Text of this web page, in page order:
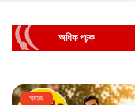
অধিক পঢ়ক
সমাজ